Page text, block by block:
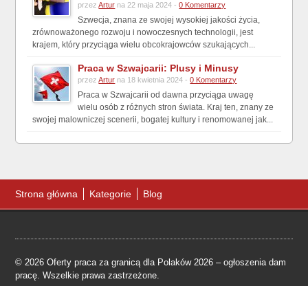
przezArtur na 22 maja 2024 -0 Komentarzy
Szwecja, znana ze swojej wysokiej jakości życia,
zrównoważonego rozwoju i nowoczesnych technologii, jest
krajem, który przyciąga wielu obcokrajowców szukających...
Praca w Szwajcarii: Plusy i Minusy
przezArtur na 18 kwietnia 2024 -0 Komentarzy
Praca w Szwajcarii od dawna przyciąga uwagę
wielu osób z różnych stron świata. Kraj ten, znany ze
swojej malowniczej scenerii, bogatej kultury i renomowanej jak...
Strona główna Kategorie Blog
© 2026 Oferty praca za granicą dla Polaków 2026 – ogłoszenia dam
pracę. Wszelkie prawa zastrzeżone.